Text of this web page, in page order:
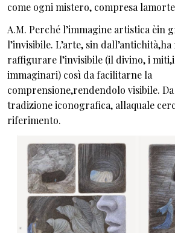
come ogni mistero, compresa
A.M. Perché l’immagine artistica èin
l’invisibile. L’arte, sin
raffigurare l’invisibile (il divino, i
immaginari) così da facilitarne la
comprensione,rendendolo visibile.
tradizione iconografica, allaquale
riferimento.